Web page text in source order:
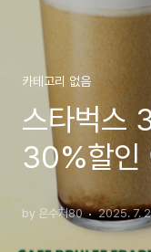
카테고리 없음
스타벅스
30%할인
by 은수저80 2025. 7.